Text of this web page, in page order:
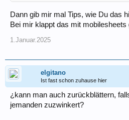
Dann gib mir mal Tips, wie Du das
Bei mir klappt das mit mobilesheets
1.Januar.2025
elgitano
Ist fast schon zuhause hier
¿kann man auch zurückblättern,
jemanden zuzwinkert?